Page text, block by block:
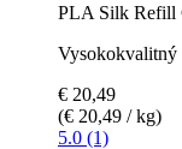
PLA Silk Refill
Vysokokvalitný
€ 20,49
(€ 20,49 / kg)
5.0 (1)